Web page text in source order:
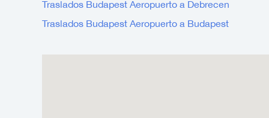
Traslados Budapest Aeropuerto a Debrecen
Traslados Budapest Aeropuerto a Budapest